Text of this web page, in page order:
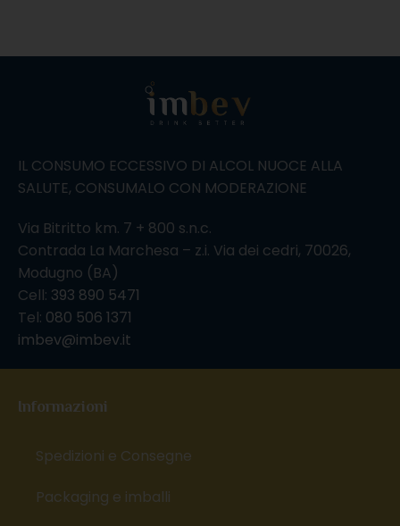
IL CONSUMO ECCESSIVO DI ALCOL NUOCE ALLA
SALUTE, CONSUMALO CON MODERAZIONE
Via Bitritto km. 7 + 800 s.n.c.
Contrada La Marchesa – z.i. Via dei cedri, 70026,
Modugno (BA)
Cell: 393 890 5471
Tel: 080 506 1371
imbev@imbev.it
Informazioni
Spedizioni e Consegne
Packaging e imballi